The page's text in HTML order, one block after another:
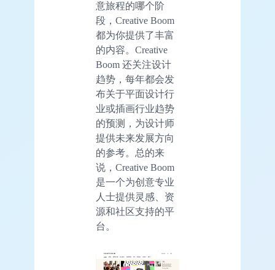
意旅程的哪个阶
段，Creative Boom
都为你提供了丰富
的内容。Creative
Boom 还关注设计
趋势，每年都会发
布关于平面设计行
业或插画行业趋势
的预测，为设计师
提供未来发展方向
的参考。总的来
说，Creative Boom
是一个为创意专业
人士提供灵感、资
源和社区支持的平
台。